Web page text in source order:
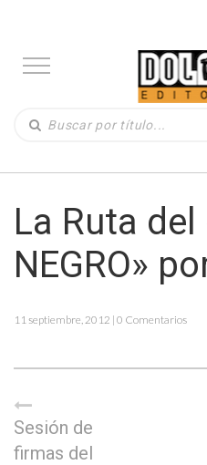
La Ruta del
NEGRO»
11 septiembre, 2012 | 0 Comentarios
Sesión de
firmas del